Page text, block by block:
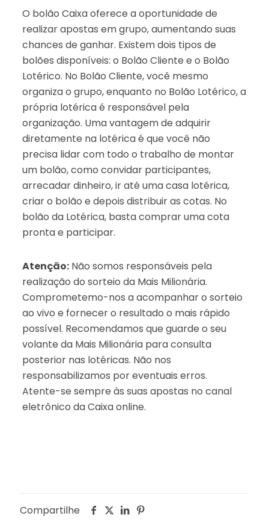
O bolão Caixa oferece a oportunidade de
realizar apostas em grupo, aumentando suas
chances de ganhar. Existem dois tipos de
bolões disponíveis: o Bolão Cliente e o Bolão
Lotérico. No Bolão Cliente, você mesmo
organiza o grupo, enquanto no Bolão Lotérico, a
própria lotérica é responsável pela
organização. Uma vantagem de adquirir
diretamente na lotérica é que você não
precisa lidar com todo o trabalho de montar
um bolão, como convidar participantes,
arrecadar dinheiro, ir até uma casa lotérica,
criar o bolão e depois distribuir as cotas. No
bolão da Lotérica, basta comprar uma cota
pronta e participar.
Atenção:Não somos responsáveis pela
realização do sorteio da Mais Milionária.
Comprometemo-nos a acompanhar o sorteio
ao vivo e fornecer o resultado o mais rápido
possível. Recomendamos que guarde o seu
volante da Mais Milionária para consulta
posterior nas lotéricas. Não nos
responsabilizamos por eventuais erros.
Atente-se sempre às suas apostas no canal
eletrônico da Caixa online.
Compartilhe